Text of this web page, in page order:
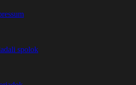
spolok